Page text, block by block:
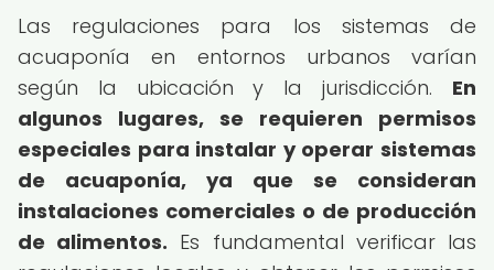
Las regulaciones para los sistemas de
acuaponía en entornos urbanos varían
según la ubicación y la jurisdicción. En
algunos lugares, se requieren permisos
especiales para instalar y operar sistemas
de acuaponía, ya que se consideran
instalaciones comerciales o de producción
de alimentos. Es fundamental verificar las